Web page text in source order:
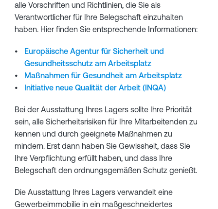
alle Vorschriften und Richtlinien, die Sie als
Verantwortlicher für Ihre Belegschaft einzuhalten
haben. Hier finden Sie entsprechende Informationen:
Europäische Agentur für Sicherheit und
Gesundheitsschutz am Arbeitsplatz
Maßnahmen für Gesundheit am Arbeitsplatz
Initiative neue Qualität der Arbeit (INQA)
Bei der Ausstattung Ihres Lagers sollte Ihre Priorität
sein, alle Sicherheitsrisiken für Ihre Mitarbeitenden zu
kennen und durch geeignete Maßnahmen zu
mindern. Erst dann haben Sie Gewissheit, dass Sie
Ihre Verpflichtung erfüllt haben, und dass Ihre
Belegschaft den ordnungsgemäßen Schutz genießt.
Die Ausstattung Ihres Lagers verwandelt eine
Gewerbeimmobilie in ein maßgeschneidertes